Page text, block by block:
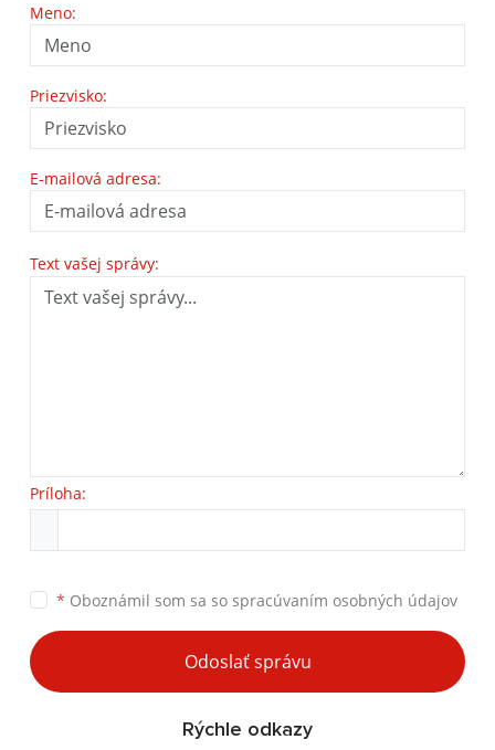
Meno:
Priezvisko:
E-mailová adresa:
Text vašej správy:
Príloha:
* Oboznámil som sa so spracúvaním osobných údajov
Odoslať správu
Rýchle odkazy